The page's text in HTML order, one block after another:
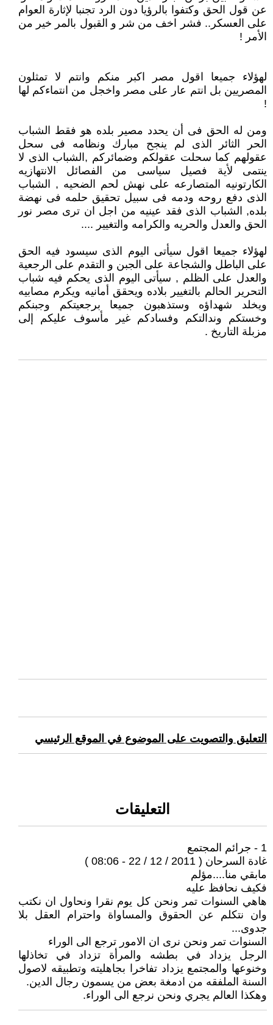
عن قول الحق وكتفوا بالرؤيا دون الرد تجنبا لإثارة العوام
على العسكر.. فشر اخف من شر و القبول بالمر خير من
الأمر !
لهؤلاء جميعا اقول مصر اكبر منكم وانتم لا تمثلون
المصريين بل انتم عار على مصر واخجل من انتماءكم لها
!
ومن له الحق فى أن يحدد مصير بلده هو فقط الشباب
الحر الثائر الذى لم ينجح مبارك ونظامه فى سحل
عقولهم كما سحلت عقولكم وضمائركم ,الشباب الذى لا
ينتمى لأية فصيل سياسى من الفصائل الانتهازيه
الكارتونيه المتصارعه على نهش لحم الضحيه , الشباب
الذى دفع روحه ودمه فى سبيل تحقيق حلمه فى نهضة
بلده, الشباب الذى فقد عينيه من اجل ان ترى مصر نور
الحق والعدل والحريه والكرامه والتغيير ....
لهؤلاء جميعا اقول سيأتى اليوم الذى سيسود فيه الحق
على الباطل والشجاعة على الجبن و التقدم على الرجعية
والعدل على الظلم , سيأتى اليوم الذى يحكم فيه شباب
التحرير الحالم بالتغيير بلاده ويحقق أمانيه ويكرم مصابيه
ويخلد شهداؤه وستذهبون جميعا برجعيتكم وجبنكم
وخستكم وندالتكم وفسادكم غير مأسوف عليكم إلى
مزبلة التاريخ .
التعليق والتصويت على الموضوع في الموقع الرئيسي
التعليقات
1 - جرائم المجتمع
غادة السرحان ( 2011 / 12 / 22 - 08:06 )
مابقي منا....مؤلم
فكيف نحافظ عليه
هاهي السنوات تمر ونحن كل يوم نقرا ونحاول ان نكتب
وان نتكلم عن الحقوق والمساواة واحترام العقل بلا
جدوى...
السنوات تمر ونحن نرى ان الامور ترجع الى الوراء
الرجل يزداد في بطشه والمرأة تزداد في تخاذلها
وخنوعها والمجتمع يزداد تفاخرا بجاهليته وتطبيقه لاصول
السنة الملفقه من ادمغة بعض من يسمون رجال الدين.
وهكذا العالم يجري ونحن نرجع الى الوراء.